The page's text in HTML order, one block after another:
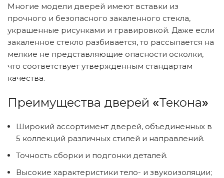
Многие модели дверей имеют вставки из
прочного и безопасного закаленного стекла,
украшенные рисунками и гравировкой. Даже если
закаленное стекло разбивается, то рассыпается на
мелкие не представляющие опасности осколки,
что соответствует утвержденным стандартам
качества.
Преимущества дверей «Текона»
Широкий ассортимент дверей, объединенных в
5 коллекций различных стилей и направлений.
Точность сборки и подгонки деталей.
Высокие характеристики тело- и звукоизоляции;